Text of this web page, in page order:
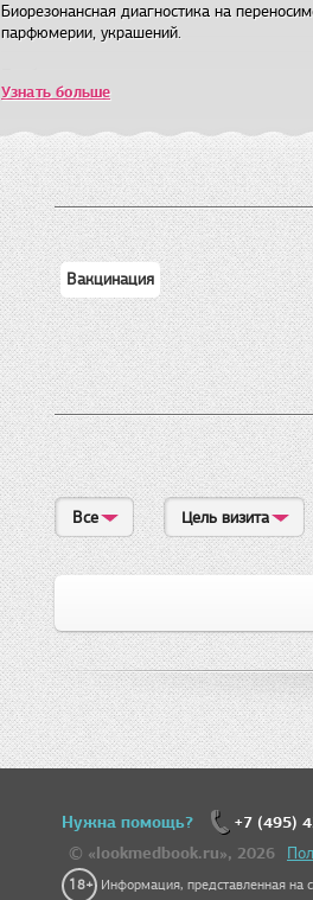
Биорезонансная диагностика на
парфюмерии, украшений.
переносимость. Подбор продуктов питания
Узнать больше
Вакцинация
Все Цель визита
Нужна помощь? +7 (495)
© «lookmedbook.ru», 2026
18+ Информация, представленная на